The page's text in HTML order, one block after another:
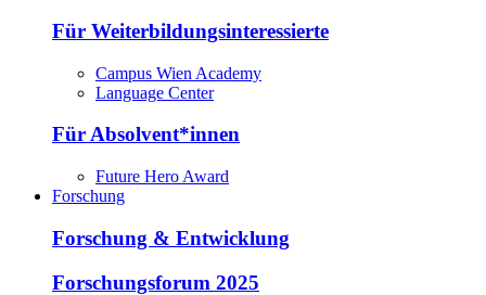
Für Weiterbildungsinteressierte
Campus Wien Academy
Language Center
Für Absolvent*innen
Future Hero Award
Forschung
Forschung & Entwicklung
Forschungsforum 2025